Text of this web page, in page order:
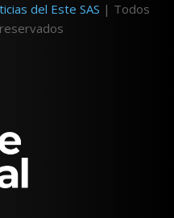
del Este SAS | Todos